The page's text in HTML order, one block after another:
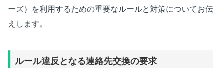
ーズ）を利用するための重要なルールと対策についてお伝
えします。
ルール違反となる連絡先交換の要求